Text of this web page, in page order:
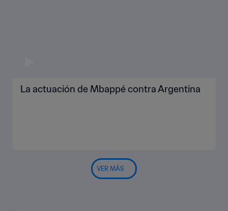
La actuación de Mbappé contra Argentina
VER MÁS